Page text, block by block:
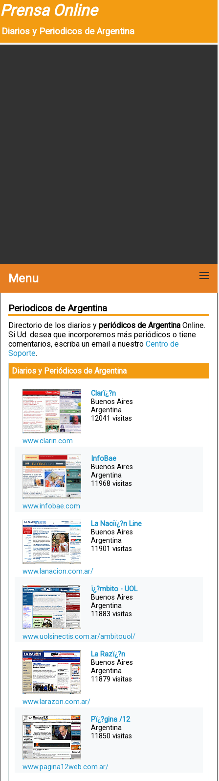
Prensa Online
Diarios y Periodicos de Argentina
Menu
Periodicos de Argentina
Directorio de los diarios y periódicos de Argentina Online.
Si Ud. desea que incorporemos más periódicos o tiene
comentarios, escriba un email a nuestro Centro de
Soporte.
Diarios y Periódicos de Argentina
Clarï¿?n
Buenos Aires
Argentina
12041 visitas
www.clarin.com
InfoBae
Buenos Aires
Argentina
11968 visitas
www.infobae.com
La Naciï¿?n Line
Buenos Aires
Argentina
11901 visitas
www.lanacion.com.ar/
ï¿?mbito - UOL
Buenos Aires
Argentina
11883 visitas
www.uolsinectis.com.ar/ambitouol/
La Razï¿?n
Buenos Aires
Argentina
11879 visitas
www.larazon.com.ar/
Pï¿?gina /12
Argentina
11850 visitas
www.pagina12web.com.ar/